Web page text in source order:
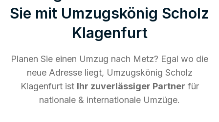
Sie mit Umzugskönig Scholz
Klagenfurt
Planen Sie einen Umzug nach Metz? Egal wo die
neue Adresse liegt, Umzugskönig Scholz
Klagenfurt ist Ihr zuverlässiger Partner für
nationale & internationale Umzüge.